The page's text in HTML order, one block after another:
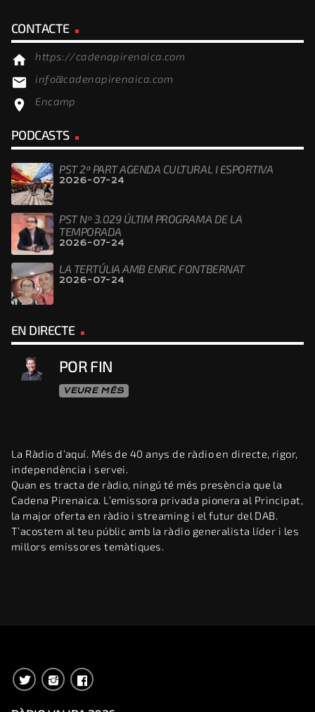
CONTACTE
home https://cadenapirenaica.com
email info@cadenapirenaica.com
location_on Encamp
PODCASTS
PST 2ª PART AGENDA CULTURAL I ESPORTIVA
2026-07-24
PST Nº 3.029 ÚLTIM PROGRAMA DE LA
TEMPORADA
2026-07-24
LA TERTÚLIA AMB ENRIC FONTBERNAT
2026-07-24
EN DIRECTE
POR FIN
VEURE MÉS
La Ràdio d’aquí. Més de 40 anys de ràdio en directe, rigor,
independència i servei.
Quan es tracta de ràdio, ningú té més presència que la
Cadena Pirenaica. L’emissora privada pionera al Principat,
la major oferta en ràdio i streaming i el futur del DAB.
T’acostem al teu públic amb la ràdio generalista líder i les
millors emissores temàtiques.